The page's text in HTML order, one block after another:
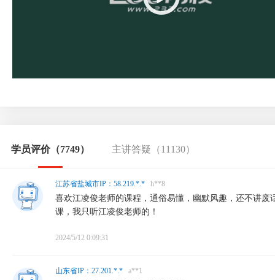
学员评价（7749） 主讲答疑 （11130）
江苏省盐城市IP：58.219.*.* h**8
喜欢江凌俊老师的课程，通俗易懂，幽默风趣，还不讲
课，我只听江凌俊老师的！
2024/5/12 0:09:31
山东省IP：27.201.*.* a**1